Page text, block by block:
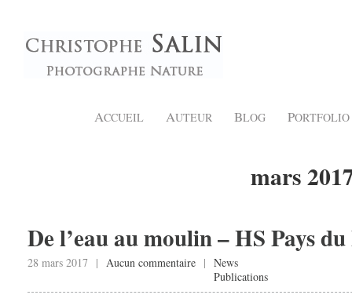
ACCUEIL AUTEUR BLOG PORTFOLIO
mars
De l’eau au moulin – HS Pays
28 mars 2017 | Aucun commentaire | News
Publications